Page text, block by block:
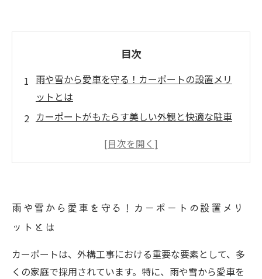
目次
雨や雪から愛車を守る！カーポートの設置メリ
ットとは
カーポートがもたらす美しい外観と快適な駐車
あなたの大切な車を守るためのカーポートの役
資産価値を高めるカーポート設置のプラス面
カーポート設置で得られる豊かなライフスタイ
ルの変化
雨や雪から愛車を守る！カーポートの設置メリ
ットとは
カーポートは、外構工事における重要な要素として、多
くの家庭で採用されています。特に、雨や雪から愛車を